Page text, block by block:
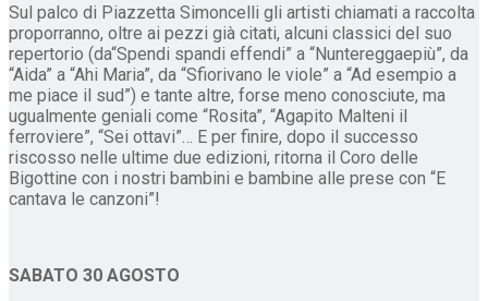
Sul palco di Piazzetta Simoncelli gli artisti chiamati a raccolta
proporranno, oltre ai pezzi già citati, alcuni classici del suo
repertorio (da“Spendi spandi effendi” a “Nuntereggaepiù”, da
“Aida” a “Ahi Maria”, da “Sfiorivano le viole” a “Ad esempio a
me piace il sud”) e tante altre, forse meno conosciute, ma
ugualmente geniali come “Rosita”, “Agapito Malteni il
ferroviere”, “Sei ottavi”… E per finire, dopo il successo
riscosso nelle ultime due edizioni, ritorna il Coro delle
Bigottine con i nostri bambini e bambine alle prese con “E
cantava le canzoni”!
SABATO 30 AGOSTO